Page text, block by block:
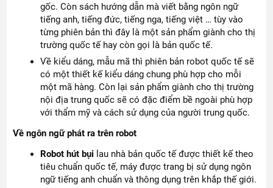
gốc. Còn sách hướng dẫn mà viết bằng ngôn ngữ
tiếng anh, tiếng đức, tiếng nga, tiếng việt … tùy vào
từng phiên bản thì đây là một sản phẩm giành cho thị
trường quốc tế hay còn gọi là bản quốc tế.
Về kiểu dáng, mẫu mã thì phiên bản robot quốc tế sẽ
có một thiết kế kiểu dáng chung phù hợp cho mỗi
một mã hàng. Còn lại sản phẩm giành cho thị trường
nội địa trung quốc sẽ có đặc điểm bề ngoài phù hợp
với thẩm mỹ và cách sử dụng của người trung quốc.
Về ngôn ngữ phát ra trên robot
Robot hút bụi lau nhà bản quốc tế được thiết kế theo
tiêu chuẩn quốc tế, máy được trang bị sử dụng ngôn
ngữ tiếng anh chuẩn và thông dụng trên khắp thế giới.